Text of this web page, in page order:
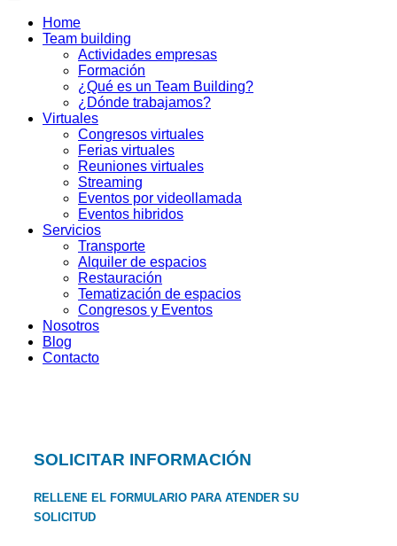
Home
Team building
Actividades empresas
Formación
¿Qué es un Team Building?
¿Dónde trabajamos?
Virtuales
Congresos virtuales
Ferias virtuales
Reuniones virtuales
Streaming
Eventos por videollamada
Eventos hibridos
Servicios
Transporte
Alquiler de espacios
Restauración
Tematización de espacios
Congresos y Eventos
Nosotros
Blog
Contacto
SOLICITAR INFORMACIÓN
RELLENE EL FORMULARIO PARA ATENDER SU
SOLICITUD